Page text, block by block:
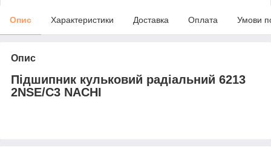
Опис Характеристики Доставка Оплата Умови
Опис
Підшипник кульковий радіальний 6213
2NSE/C3 NACHI